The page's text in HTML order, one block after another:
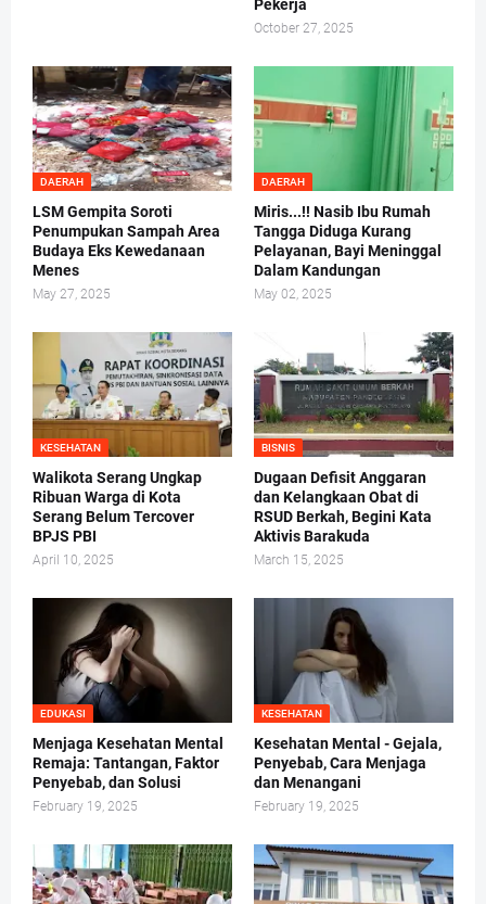
Pekerja
October 27, 2025
DAERAH
LSM Gempita Soroti
Penumpukan Sampah Area
Budaya Eks Kewedanaan
Menes
May 27, 2025
DAERAH
Miris...!! Nasib Ibu Rumah
Tangga Diduga Kurang
Pelayanan, Bayi Meninggal
Dalam Kandungan
May 02, 2025
KESEHATAN
Walikota Serang Ungkap
Ribuan Warga di Kota
Serang Belum Tercover
BPJS PBI
April 10, 2025
BISNIS
Dugaan Defisit Anggaran
dan Kelangkaan Obat di
RSUD Berkah, Begini Kata
Aktivis Barakuda
March 15, 2025
EDUKASI
Menjaga Kesehatan Mental
Remaja: Tantangan, Faktor
Penyebab, dan Solusi
February 19, 2025
KESEHATAN
Kesehatan Mental - Gejala,
Penyebab, Cara Menjaga
dan Menangani
February 19, 2025